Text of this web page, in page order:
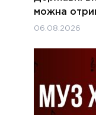
можна
06.08.2026